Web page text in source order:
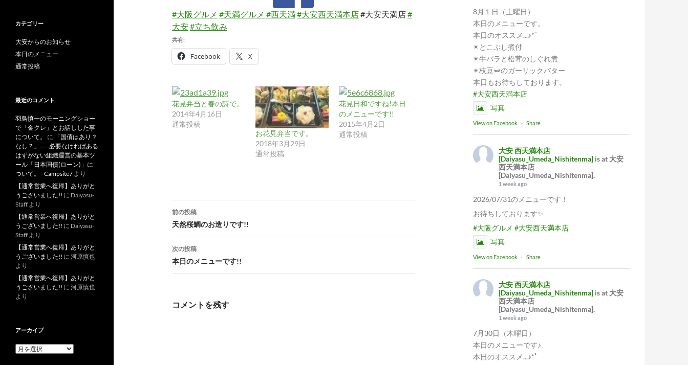
#大阪グルメ #天満グルメ #西天満#大安西天満本店#大安天満店#
大安#立ち飲み
共有:
Facebook X
花見弁当と春の詩で。
2014年4月16日
通常投稿
お花見弁当です。
2018年3月29日
通常投稿
花見日和ですね!本日
のメニューです!!
2015年4月2日
通常投稿
投
稿
ナ
ビ
ゲ
前の投稿
天然桜鯛のお造りです!!
次の投稿
本日のメニューです!!
コメントを残す
8月１日（土曜日）
本日のメニューです。
本日のオススメ...♪*ﾟ
✴︎とこぶし煮付
✴︎牛バラと松茸のしぐれ煮
✴︎枝豆🫛のガーリックバター
本日もお待ちしております。
#大安西天満本店
写真
View on Facebook · Share
大安 西天満本店
[Daiyasu_Umeda_Nishitenma] is at 大安
西天満本店
[Daiyasu_Umeda_Nishitenma].
1 week ago
2026/07/31のメニューです！
お待ちしております✨
#大阪グルメ #大安西天満本店
写真
View on Facebook · Share
大安 西天満本店
[Daiyasu_Umeda_Nishitenma] is at 大安
西天満本店
[Daiyasu_Umeda_Nishitenma].
1 week ago
7月30日（木曜日）
本日のメニューです♪
本日のオススメ...♪*ﾟ
カテゴリー
大安からのお知らせ
本日のメニュー
通常投稿
最近のコメント
羽鳥慎一のモーニングショー
で「金クレ」とお話しした事
について。
に
「国債はあり？
なし？」……必要なければある
はずがない組織運営の基本ツ
ール「日本国債(ローン)」に
ついて。 - Campsite7 より
【通常営業へ復帰】ありがと
うございました!! に Daiyasu-
Staff より
【通常営業へ復帰】ありがと
うございました!! に Daiyasu-
Staff より
【通常営業へ復帰】ありがと
うございました!! に 河原慎也
より
【通常営業へ復帰】ありがと
うございました!! に 河原慎也
より
アーカイブ
ア